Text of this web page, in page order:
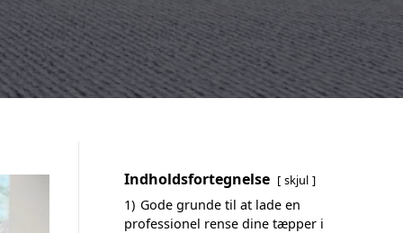
Indholdsfortegnelse skjul
1) Gode grunde til at lade en
professionel rense dine tæpper i